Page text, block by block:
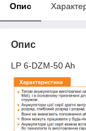
Опис
Опис
LP 6-DZM-50 Ah